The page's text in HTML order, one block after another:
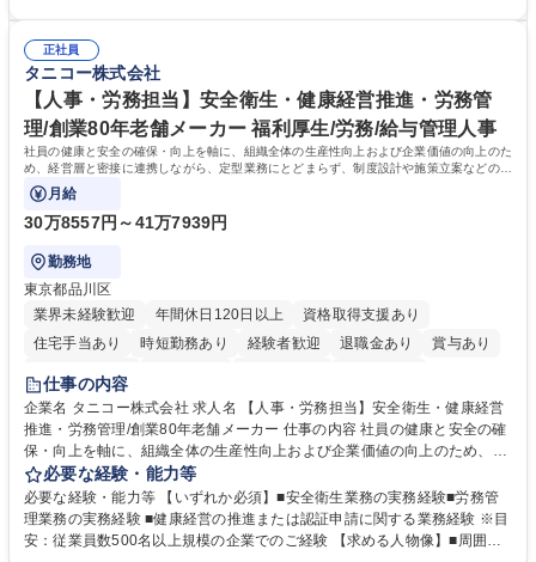
業務をお任せします。残業も基本的には発生せず、ご自身のペースで業務
を進めやすく定着率の高い環境です。 募集職種 東京【経理・総務】週1日
出社程度のリモート中心/残業基本無/独立系ファーム
【働き方について】現在は週4日程度の在宅勤務を実施しており、ワーク
ライフバランスを重視する方に最適な環境です（フルリモートも面接で相
談可）。【求める人物像】幅広いバックオフィス業務に柔軟に対応でき、
社内外と円滑にコミュニケーションを取りながら業務を推進できる方 学
歴・資格 学歴：大学院 大学 高専 短大 専修学校 高校 語学力： 資格：
正社員
タニコー株式会社
【人事・労務担当】安全衛生・健康経営推進・労務管
理/創業80年老舗メーカー 福利厚生/労務/給与管理人事
社員の健康と安全の確保・向上を軸に、組織全体の生産性向上および企業価値の向上のた
め、経営層と密接に連携しながら、定型業務にとどまらず、制度設計や施策立案などの上
流工程から関与していただきます。
月給
30万8557円～41万7939円
勤務地
東京都品川区
業界未経験歓迎
年間休日120日以上
資格取得支援あり
住宅手当あり
時短勤務あり 経験者歓迎 退職金あり
賞与あり
完全週休2日制
寮・社宅あり
仕事の内容
企業名 タニコー株式会社 求人名 【人事・労務担当】安全衛生・健康経営
推進・労務管理/創業80年老舗メーカー 仕事の内容 社員の健康と安全の確
保・向上を軸に、組織全体の生産性向上および企業価値の向上のため、経
営層と密接に連携しながら、定型業務にとどまらず、制度設計や施策立案
などの上流工程から関与していただきます。 【主な業務内容】■安全衛生
業務（ストレスチェック、健康診断の運用、産業医との連携 など）■健康
経営認証取得に向けた企画・推進■労務管理（労働時間の分析、労働環境
必要な経験・能力等
必要な経験・能力等 【いずれか必須】■安全衛生業務の実務経験■労務管
理業務の実務経験 ■健康経営の推進または認証申請に関する業務経験 ※目
安：従業員数500名以上規模の企業でのご経験 【求める人物像】■周囲